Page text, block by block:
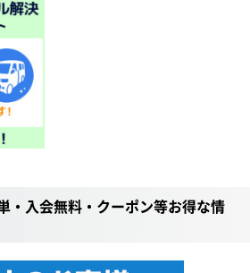
・入会無料・クーポン等お得な情